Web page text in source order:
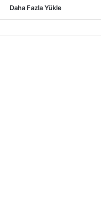
Daha Fazla Yükle